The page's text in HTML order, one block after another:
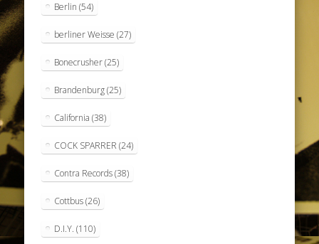
Berlin (54)
berliner Weisse (27)
Bonecrusher(25)
Brandenburg(25)
California (38)
COCK SPARRER (24)
Contra Records(38)
Cottbus(26)
D.I.Y. (110)